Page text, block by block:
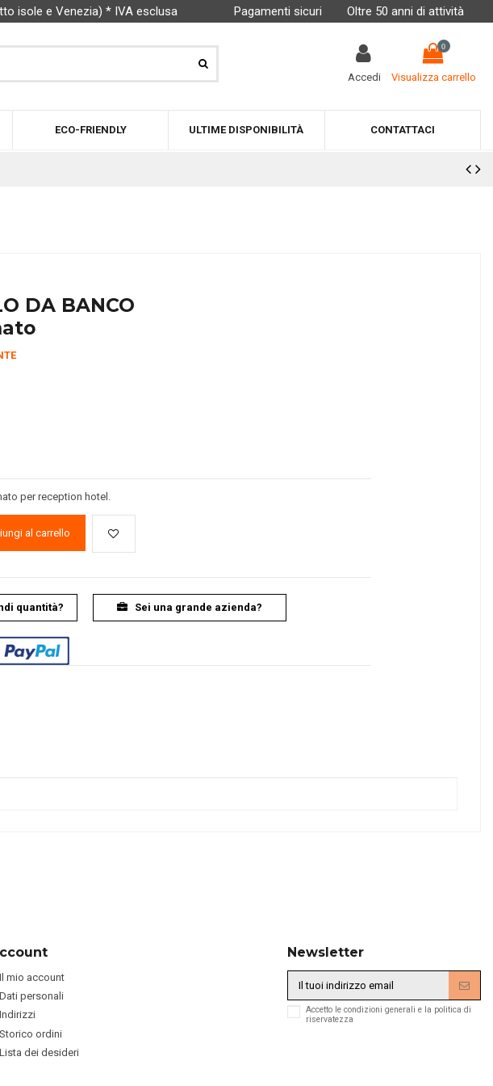
isole e Venezia) * IVA esclusa Pagamenti sicuri Oltre 50 anni di attività
Accedi
0
Visualizza carrello
ECO-FRIENDLY ULTIME DISPONIBILITÀ CONTATTACI
DA BANCO
per reception hotel.
al carrello
quantità? Sei una grande azienda?
Il mio account
Dati personali
Indirizzi
Storico ordini
Lista dei desideri
Newsletter
Accetto le condizioni generali e la politica di
riservatezza